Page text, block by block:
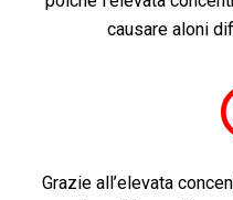
causare aloni
Grazie all’elevata